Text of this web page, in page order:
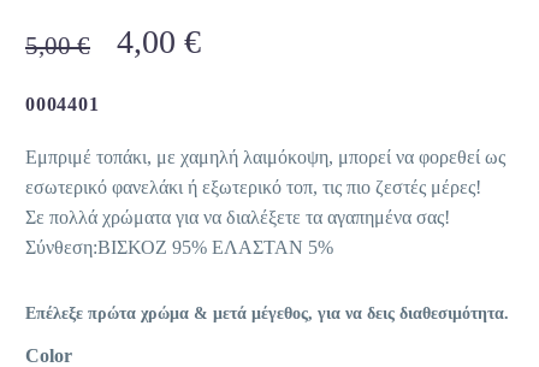
5,00€
Original
5,00 €.
4,00 €Η
είναι:
4,00 €.
0004401
Εμπριμέ τοπάκι, με χαμηλή λαιμόκοψη, μπορεί να φορεθεί ως
εσωτερικό φανελάκι ή εξωτερικό τοπ, τις πιο ζεστές μέρες!
Σε πολλά χρώματα για να διαλέξετε τα αγαπημένα σας!
Σύνθεση:ΒΙΣΚΟΖ 95% ΕΛΑΣΤΑΝ 5%
Επέλεξε πρώτα χρώμα & μετά μέγεθος, για να δεις διαθεσιμότητα.
Color